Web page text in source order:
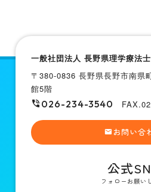
一般社団法人 長野県理学療法
〒380-0836 長野県長野市南県
館5階
026-234-3540
お問い合
公式
フォローお願い